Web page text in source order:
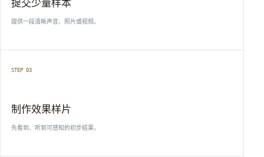
提交少量样本
提供一段清晰声音、照片或视频。
STEP 03
制作效果样片
先看到、听到可感知的初步结果。